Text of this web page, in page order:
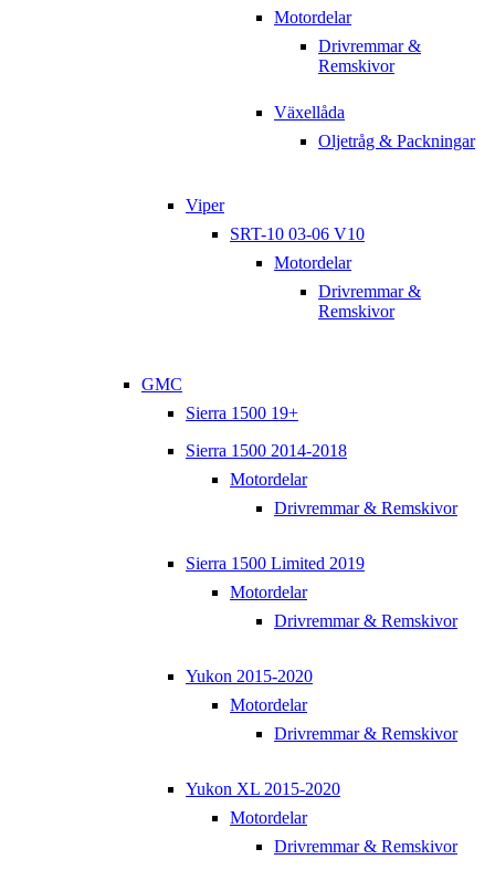
Motordelar
Drivremmar &
Remskivor
Växellåda
Oljetråg & Packningar
Viper
SRT-10 03-06 V10
Motordelar
Drivremmar &
Remskivor
GMC
Sierra 1500 19+
Sierra 1500 2014-2018
Motordelar
Drivremmar & Remskivor
Sierra 1500 Limited 2019
Motordelar
Drivremmar & Remskivor
Yukon 2015-2020
Motordelar
Drivremmar & Remskivor
Yukon XL 2015-2020
Motordelar
Drivremmar & Remskivor